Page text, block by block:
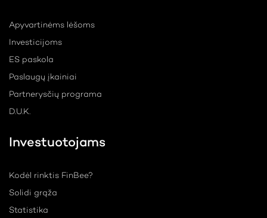
Apyvartinėms lėšoms
Investicijoms
ES paskola
Paslaugų įkainiai
Partnerysčių programa
D.U.K.
Investuotojams
Kodėl rinktis FinBee?
Solidi grąža
Statistika